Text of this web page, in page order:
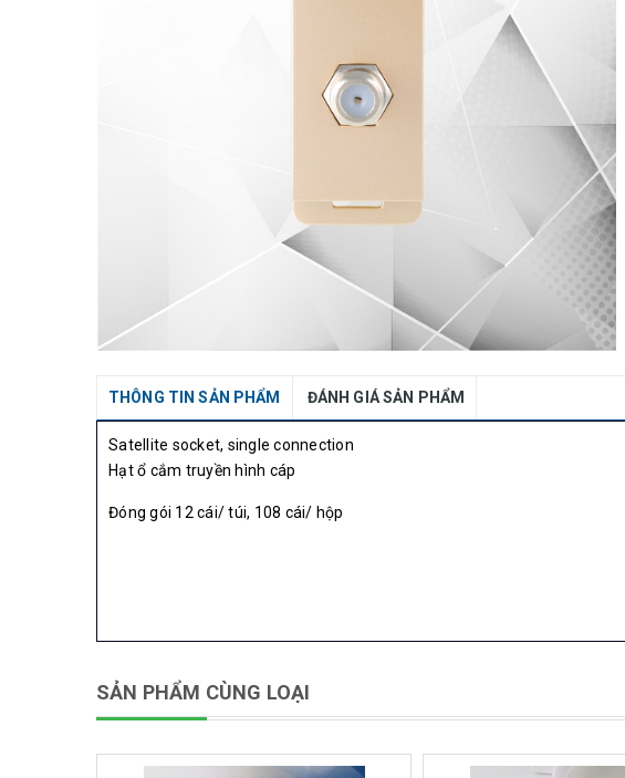
THÔNG TIN SẢN PHẨM ĐÁNH GIÁ SẢN PHẨM
Satellite socket, single connection
Hạt ổ cắm truyền hình cáp
Đóng gói 12 cái/ túi, 108 cái/ hộp
SẢN PHẨM CÙNG LOẠI